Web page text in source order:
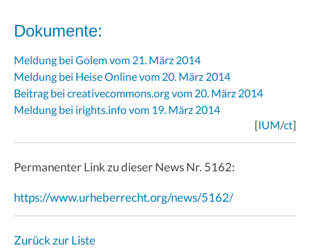
Dokumente:
Meldung bei Golem vom 21. März 2014
Meldung bei Heise Online vom 20. März 2014
Beitrag bei creativecommons.org vom 20. März 2014
Meldung bei irights.info vom 19. März 2014
[IUM/ct]
Permanenter Link zu dieser News Nr. 5162:
https://www.urheberrecht.org/news/5162/
Zurück zur Liste